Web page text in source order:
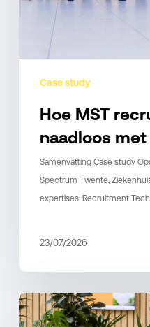
Case study
verbond
Hoe MST
naadloos
Samenvatting Case study
Spectrum Twente,
expertises: Recruitment
23/07/2026
Recruitment
professionaliseren